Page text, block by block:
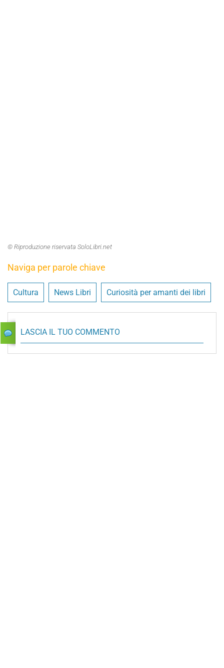
© Riproduzione riservata SoloLibri.net
Naviga per parole chiave
Cultura News Libri Curiosità per amanti dei libri
LASCIA IL TUO COMMENTO